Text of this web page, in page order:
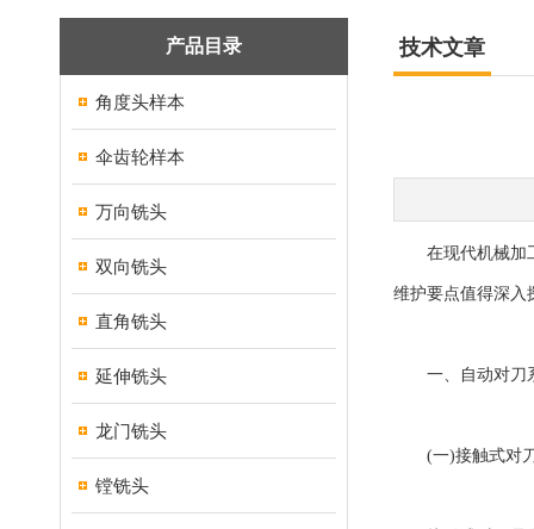
产品目录
角度头样本
伞齿轮样本
万向铣头
双向铣头
直角铣头
延伸铣头
龙门铣头
镗铣头
技术文章
在现代机械加工
维护要点值得深入
一、自动对刀
(一)接触式对